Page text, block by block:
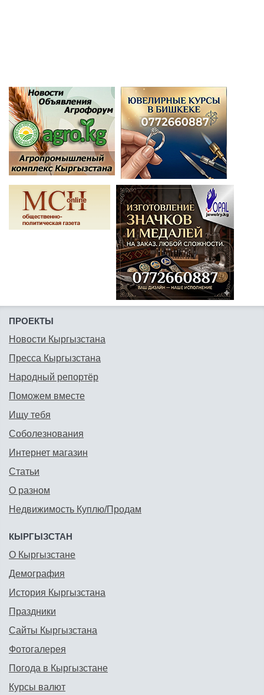
ПРОЕКТЫ
Новости Кыргызстана
Пресса Кыргызстана
Народный репортёр
Поможем вместе
Ищу тебя
Соболезнования
Интернет магазин
Статьи
О разном
Недвижимость Куплю/Продам
КЫРГЫЗСТАН
О Кыргызстане
Демография
История Кыргызстана
Праздники
Сайты Кыргызстана
Фотогалерея
Погода в Кыргызстане
Курсы валют